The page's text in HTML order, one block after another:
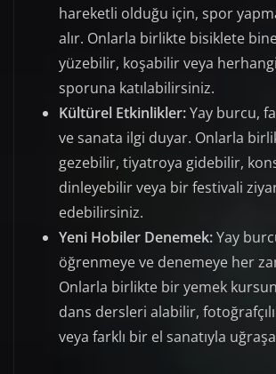
hareketli olduğu için, spor
alır. Onlarla birlikte bisiklete
yüzebilir, koşabilir veya
sporuna katılabilirsiniz.
Kültürel Etkinlikler:Yay burcu,
ve sanata ilgi duyar. Onlarla
gezebilir, tiyatroya gidebilir,
dinleyebilir veya bir festivali
edebilirsiniz.
Yeni Hobiler Denemek:Yay
öğrenmeye ve denemeye her
Onlarla birlikte bir yemek
dans dersleri alabilir,
veya farklı bir el sanatıyla